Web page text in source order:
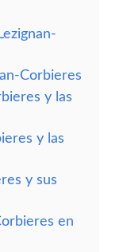
Corbieres
y las
y las
y sus
en